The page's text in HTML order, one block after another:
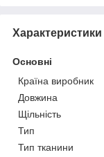
Характеристики
Основні
Країна виробник
Довжина
Щільність
Тип
Тип тканини